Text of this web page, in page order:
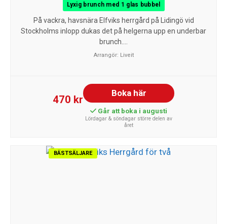
Lyxig brunch med 1 glas bubbel
På vackra, havsnära Elfviks herrgård på Lidingö vid
Stockholms inlopp dukas det på helgerna upp en underbar
brunch....
Arrangör: Liveit
470 kr
Boka här
Går att boka i augusti
Lördagar & söndagar större delen av
året
BÄSTSÄLJARE